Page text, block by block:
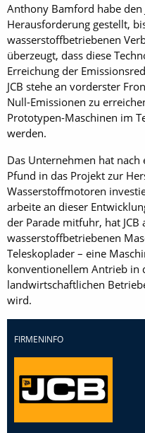
Anthony Bamford habe den
Herausforderung gestellt,
wasserstoffbetriebenen
überzeugt, dass diese
Erreichung der
JCB stehe an vorderster
Null-Emissionen zu
Prototypen-Maschinen im
werden.
Das Unternehmen hat
Pfund in das Projekt zur
Wasserstoffmotoren
arbeite an dieser
der Parade mitfuhr, hat
wasserstoffbetriebenen
Teleskoplader – eine
konventionellem Antrieb in
landwirtschaftlichen
wird.
FIRMENINFO